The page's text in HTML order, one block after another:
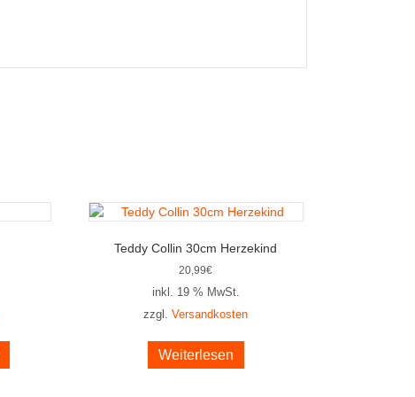
Teddy Collin 30cm Herzekind
20,99€
inkl. 19 % MwSt.
zzgl.Versandkosten
Weiterlesen